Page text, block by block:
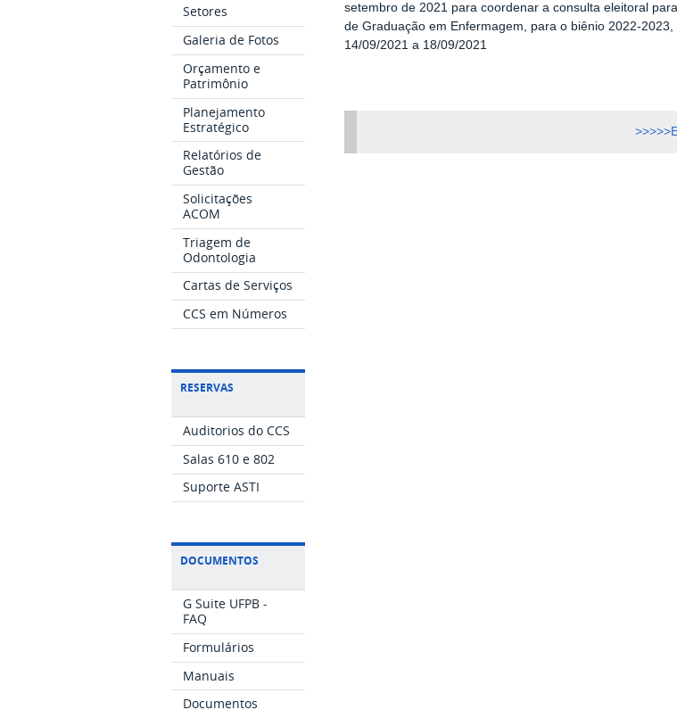
Setores
Galeria de Fotos
Orçamento e
Patrimônio
Planejamento
Estratégico
Relatórios de
Gestão
Solicitações
ACOM
Triagem de
Odontologia
Cartas de Serviços
CCS em Números
RESERVAS
Auditorios do CCS
Salas 610 e 802
Suporte ASTI
DOCUMENTOS
G Suite UFPB -
FAQ
Formulários
Manuais
Documentos
setembro de 2021 para coordenar a consulta eleitoral
de Graduação em Enfermagem, para o biênio 2022-
14/09/2021 a 18/09/2021